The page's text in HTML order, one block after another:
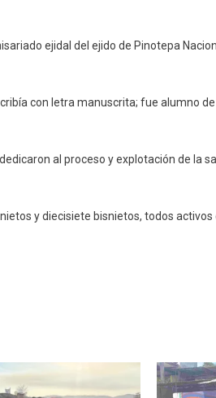
ejidal del ejido de Pinotepa
con letra manuscrita; fue alumno
al proceso y explotación de la
y diecisiete bisnietos, todos